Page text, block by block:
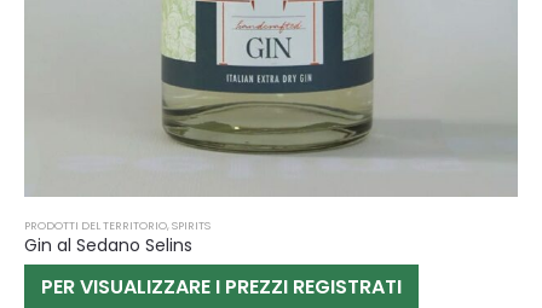
PRODOTTI DEL TERRITORIO, SPIRITS
Gin al Sedano Selins
PER VISUALIZZARE I PREZZI REGISTRATI